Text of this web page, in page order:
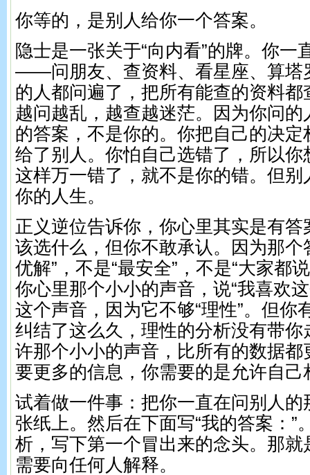
你等的，是别人给你一个答案。
隐士是一张关于“向内看”的牌。你一
——问朋友、查资料、看星座、算塔
的人都问遍了，把所有能查的资料
越问越乱，越查越迷茫。因为你问
的答案，不是你的。你把自己的决
给了别人。你怕自己选错了，所以你
这样万一错了，就不是你的错。但别
你的人生。
正义逆位告诉你，你心里其实是有
该选什么，但你不敢承认。因为那个
优解”，不是“最安全”，不是“大家都
你心里那个小小的声音，说“我喜欢
这个声音，因为它不够“理性”。但
纠结了这么久，理性的分析没有带你
许那个小小的声音，比所有的数据都
要更多的信息，你需要的是允许自己
试着做一件事：把你一直在问别人的
张纸上。然后在下面写“我的答案：”
析，写下第一个冒出来的念头。那就
需要向任何人解释。